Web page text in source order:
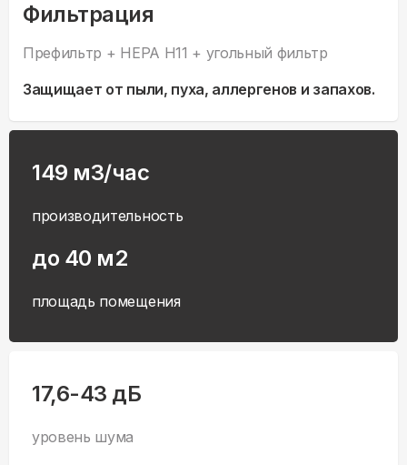
Фильтрация
Префильтр + HEPA H11 + угольный фильтр
Защищает от пыли, пуха, аллергенов и запахов.
149 м3/час
производительность
до 40 м2
площадь помещения
17,6-43 дБ
уровень шума